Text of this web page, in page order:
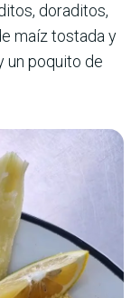
doraditos,
maíz tostada y
un poquito de